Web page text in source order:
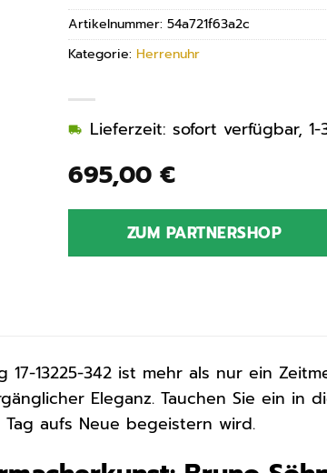
695,00 €
Lieferzeit: sofort verfügbar,
ZUM PARTNERSHOP
Artikelnummer: 54a721f63a2c
Kategorie: Herrenuhr
17-13225-342 ist mehr als nur ein
Eleganz. Tauchen Sie ein in
aufs Neue begeistern wird.